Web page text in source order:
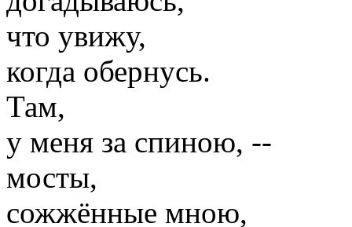
что увижу,
когда обернусь.
Там,
у меня за спиною, --
мосты,
сожжённые мною,